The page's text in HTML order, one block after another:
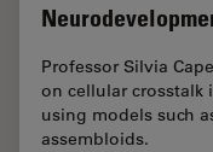
Professor Silvia
on cellular crosstalk
using models such
assembloids.